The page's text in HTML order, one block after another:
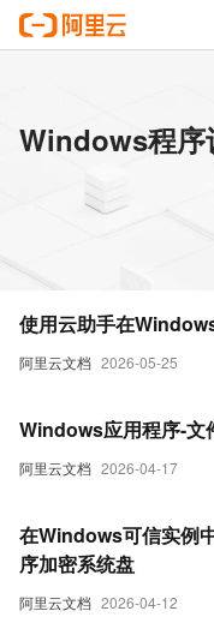
Windows程序
阿里云文档 2026-05-25
使用云助手在
阿里云文档 2026-04-17
Windows应用程序-文
阿里云文档 2026-04-12
在Windows可信实例
序加密系统盘